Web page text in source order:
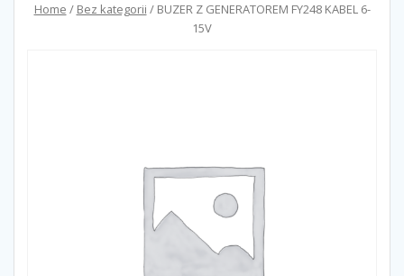
Home / Bez kategorii / BUZER Z GENERATOREM FY248 KABEL 6-
15V